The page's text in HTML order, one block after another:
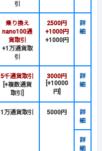
引
乗り換え
nano100通
貨取引
+1万通貨取
引
2500円
+1000円
+1000円
詳
細
5千通貨取引
[+複数通貨
取引]
3000円
[+10000
円]
詳
細
1万通貨取引 5000円
詳
細
詳
細